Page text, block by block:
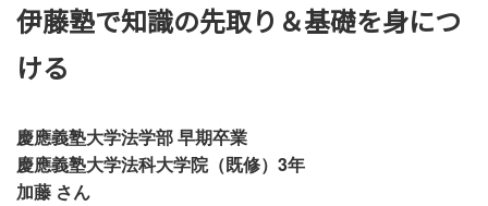
伊藤塾で知識の先取り＆基礎を身につ
ける
慶應義塾大学法学部 早期卒業
慶應義塾大学法科大学院（既修）3年
加藤 さん